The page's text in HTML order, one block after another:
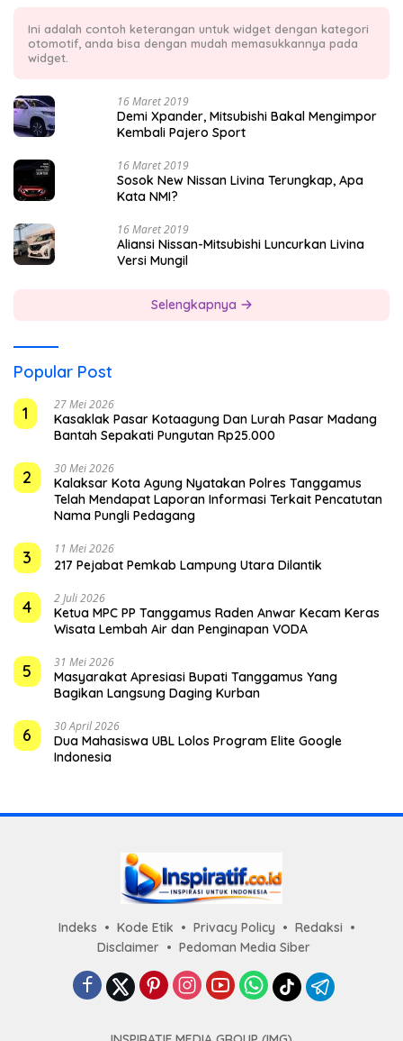
Ini adalah contoh keterangan untuk widget dengan kategori
otomotif, anda bisa dengan mudah memasukkannya pada
widget.
16 Maret 2019
Demi Xpander, Mitsubishi Bakal Mengimpor
Kembali Pajero Sport
16 Maret 2019
Sosok New Nissan Livina Terungkap, Apa
Kata NMI?
16 Maret 2019
Aliansi Nissan-Mitsubishi Luncurkan Livina
Versi Mungil
Selengkapnya
Popular Post
1
27 Mei 2026
Kasaklak Pasar Kotaagung Dan Lurah Pasar Madang
Bantah Sepakati Pungutan Rp25.000
2 30 Mei 2026
Kalaksar Kota Agung Nyatakan Polres Tanggamus
Telah Mendapat Laporan Informasi Terkait Pencatutan
Nama Pungli Pedagang
3 11 Mei 2026
217 Pejabat Pemkab Lampung Utara Dilantik
4 2 Juli 2026
Ketua MPC PP Tanggamus Raden Anwar Kecam Keras
Wisata Lembah Air dan Penginapan VODA
5 31 Mei 2026
Masyarakat Apresiasi Bupati Tanggamus Yang
Bagikan Langsung Daging Kurban
6 30 April 2026
Dua Mahasiswa UBL Lolos Program Elite Google
Indonesia
Indeks Kode Etik Privacy Policy
Redaksi
Disclaimer
Pedoman Media Siber